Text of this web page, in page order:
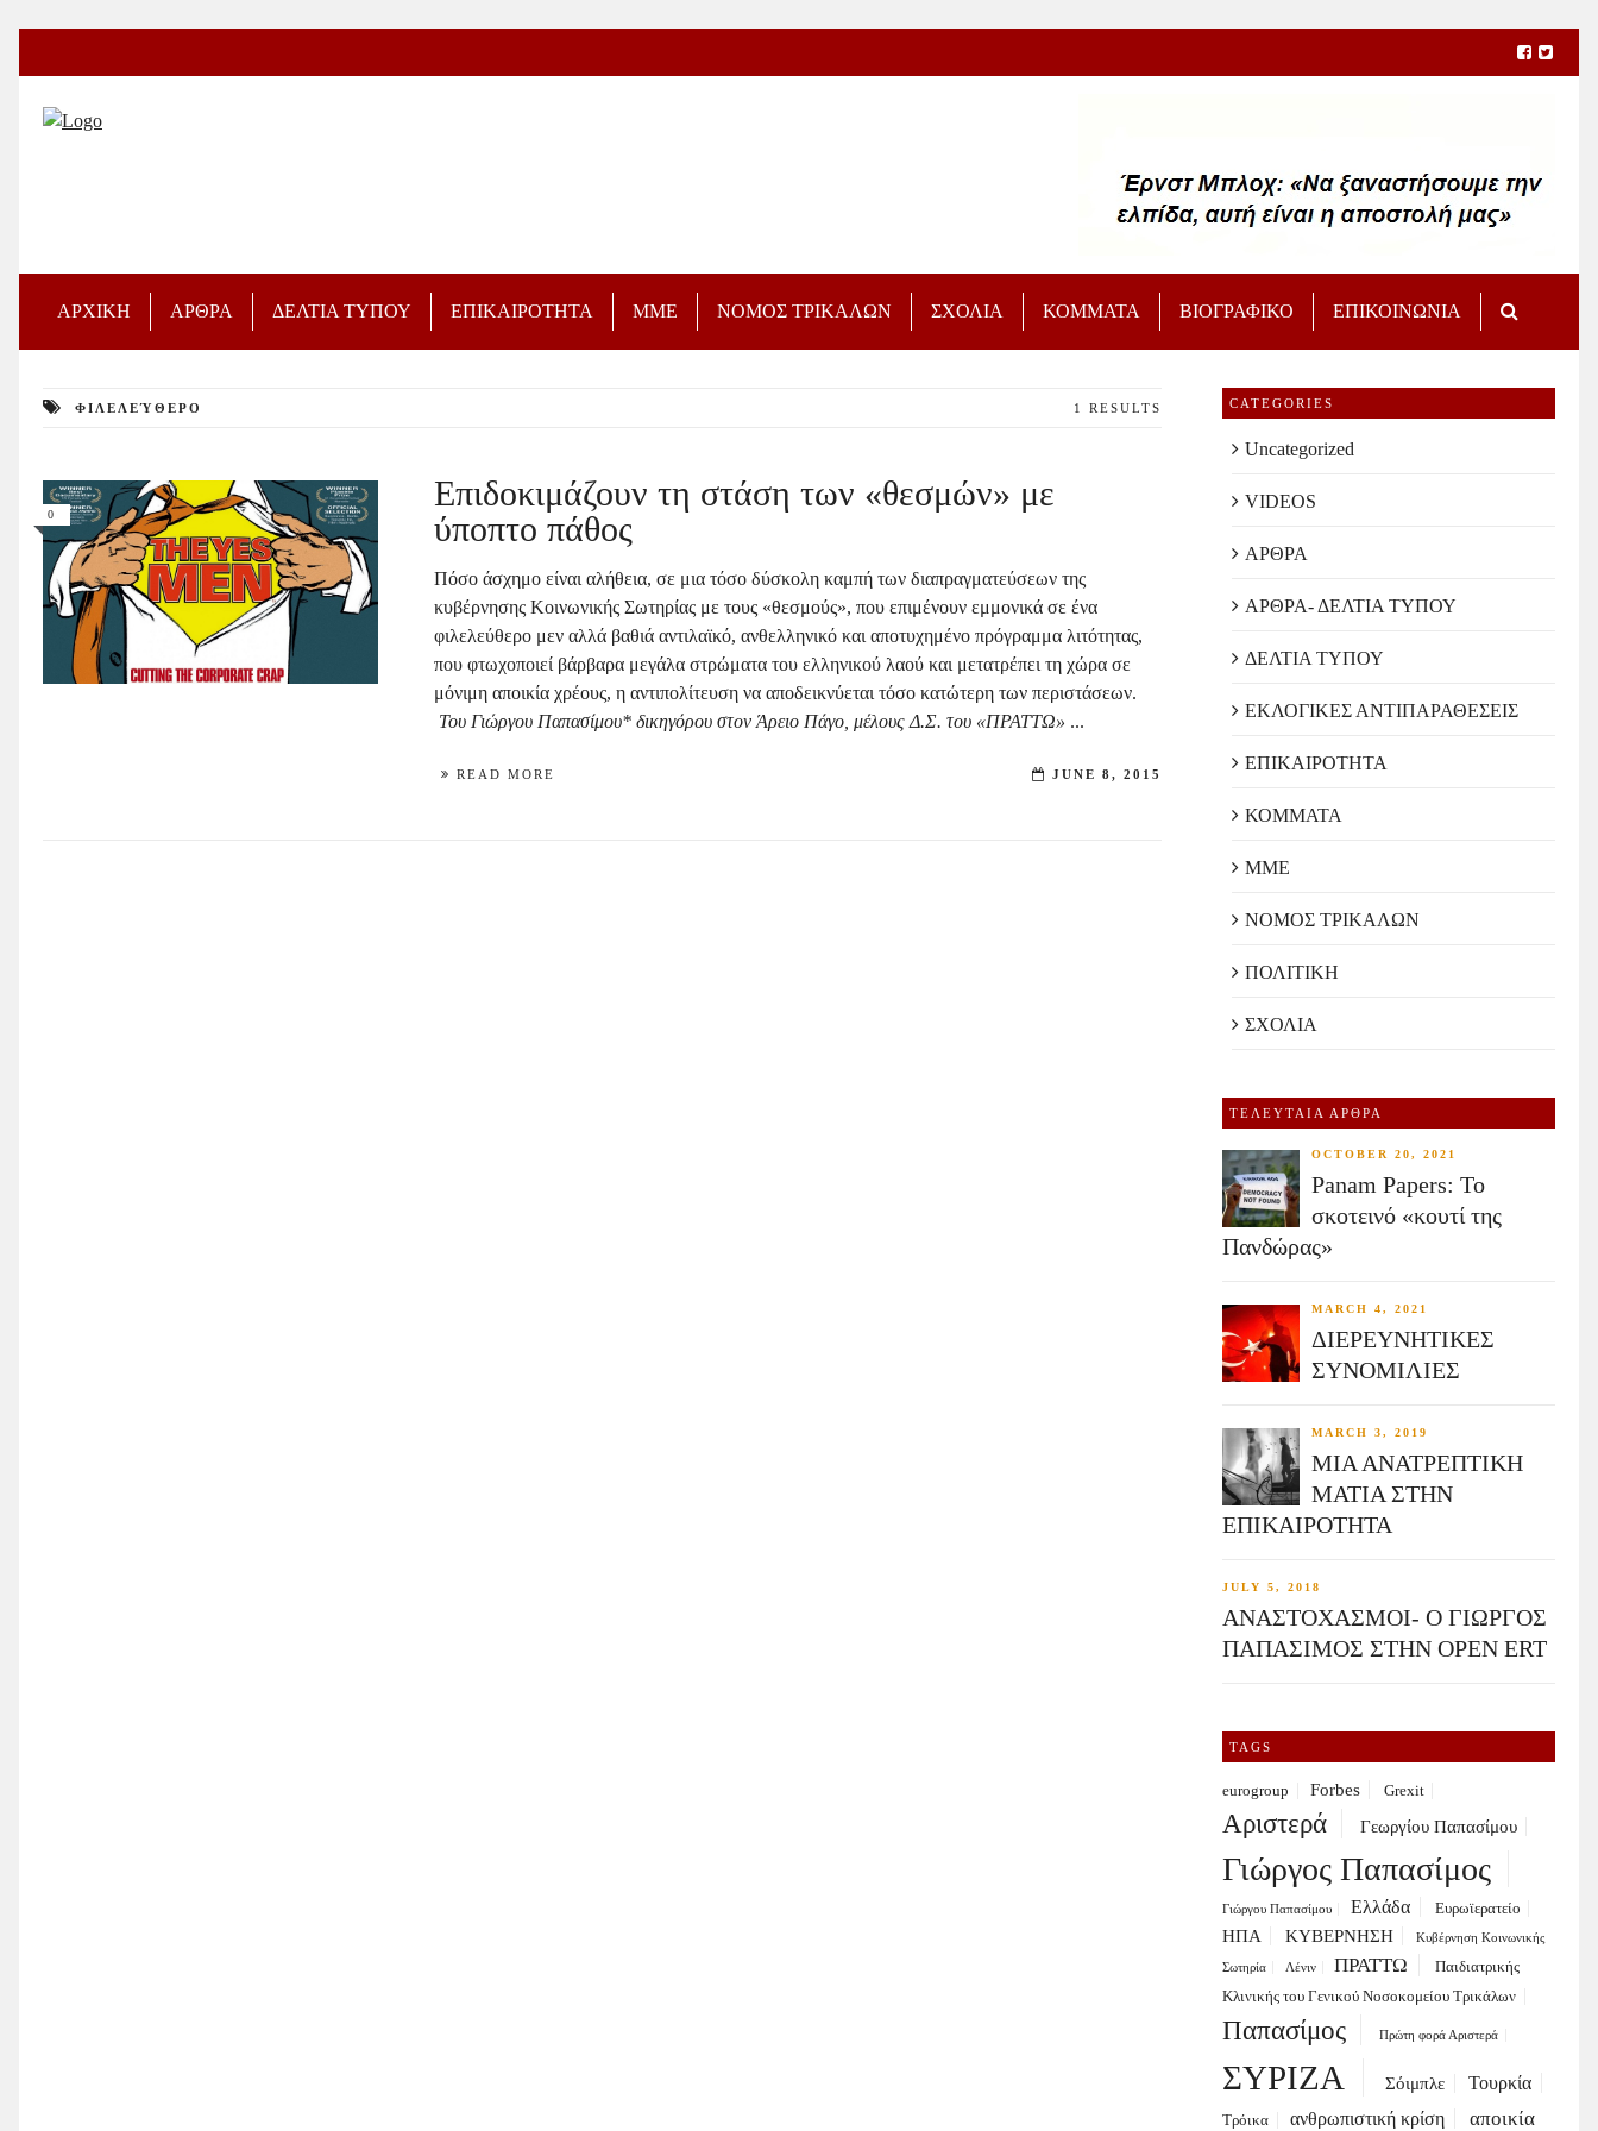
ΑΡΧΙΚΗ ΑΡΘΡΑ ΔΕΛΤΙΑ ΤΥΠΟΥ ΕΠΙΚΑΙΡΟΤΗΤΑ ΜΜΕ ΝΟΜΟΣ ΤΡΙΚΑΛΩΝ ΣΧΟΛΙΑ ΚΟΜΜΑΤΑ ΒΙΟΓΡΑΦΙΚΟ ΕΠΙΚΟΙΝΩΝΙΑ
ΦΙΛΕΛΕΎΘΕΡΟ 1 RESULTS
0
Επιδοκιμάζουν τη στάση των «θεσμών» με
ύποπτο πάθος
Πόσο άσχημο είναι αλήθεια, σε μια τόσο δύσκολη καμπή των διαπραγματεύσεων της
κυβέρνησης Κοινωνικής Σωτηρίας με τους «θεσμούς», που επιμένουν εμμονικά σε ένα
φιλελεύθερο μεν αλλά βαθιά αντιλαϊκό, ανθελληνικό και αποτυχημένο πρόγραμμα λιτότητας,
που φτωχοποιεί βάρβαρα μεγάλα στρώματα του ελληνικού λαού και μετατρέπει τη χώρα σε
μόνιμη αποικία χρέους, η αντιπολίτευση να αποδεικνύεται τόσο κατώτερη των περιστάσεων.
Του Γιώργου Παπασίμου* δικηγόρου στον Άρειο Πάγο, μέλους Δ.Σ. του «ΠΡΑΤΤΩ» ...
READ MORE JUNE 8, 2015
CATEGORIES
Uncategorized
VIDEOS
ΑΡΘΡΑ
ΑΡΘΡΑ- ΔΕΛΤΙΑ ΤΥΠΟΥ
ΔΕΛΤΙΑ ΤΥΠΟΥ
ΕΚΛΟΓΙΚΕΣ ΑΝΤΙΠΑΡΑΘΕΣΕΙΣ
ΕΠΙΚΑΙΡΟΤΗΤΑ
ΚΟΜΜΑΤΑ
ΜΜΕ
ΝΟΜΟΣ ΤΡΙΚΑΛΩΝ
ΠΟΛΙΤΙΚΗ
ΣΧΟΛΙΑ
ΤΕΛΕΥΤΑΙΑ ΑΡΘΡΑ
OCTOBER 20, 2021
Panam Papers: Το
σκοτεινό «κουτί της
Πανδώρας»
MARCH 4, 2021
ΔΙΕΡΕΥΝΗΤΙΚΕΣ
ΣΥΝΟΜΙΛΙΕΣ
MARCH 3, 2019
ΜΙΑ ΑΝΑΤΡΕΠΤΙΚΗ
ΜΑΤΙΑ ΣΤΗΝ
ΕΠΙΚΑΙΡΟΤΗΤΑ
JULY 5, 2018
ΑΝΑΣΤΟΧΑΣΜΟΙ- Ο ΓΙΩΡΓΟΣ
ΠΑΠΑΣΙΜΟΣ ΣΤΗΝ OPEN ERT
TAGS
eurogroup Forbes Grexit
Αριστερά Γεωργίου Παπασίμου
Γιώργος Παπασίμος
Γιώργου Παπασίμου Ελλάδα Ευρωϊερατείο
ΗΠΑ ΚΥΒΕΡΝΗΣΗ Κυβέρνηση Κοινωνικής
Σωτηρία Λένιν ΠΡΑΤΤΩ
Παιδιατρικής
Κλινικής του Γενικού Νοσοκομείου Τρικάλων
Παπασίμος Πρώτη φορά Αριστερά
ΣΥΡΙΖΑ Σόιμπλε Τουρκία
Τρόικα ανθρωπιστική κρίση
αποικία